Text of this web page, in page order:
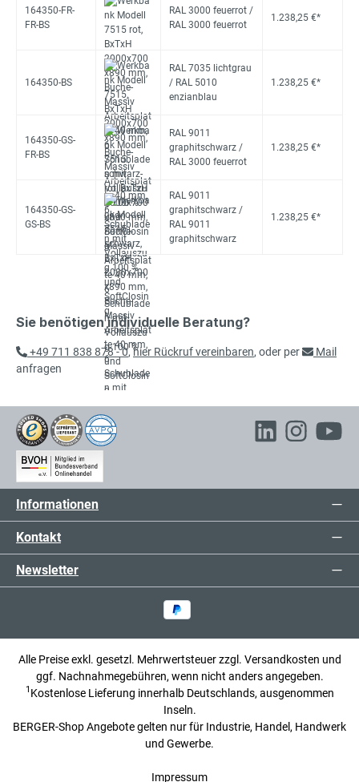
164350-FR-
FR-BS
RAL 3000 feuerrot /
RAL 3000 feuerrot
1.238,25 €*
164350-BS
RAL 7035 lichtgrau
/ RAL 5010
enzianblau
1.238,25 €*
164350-GS-
FR-BS
RAL 9011
graphitschwarz /
RAL 3000 feuerrot
1.238,25 €*
164350-GS-
GS-BS
RAL 9011
graphitschwarz /
RAL 9011
graphitschwarz
1.238,25 €*
Sie benötigen individuelle Beratung?
+49 711 838 878 - 0,hier Rückruf vereinbaren, oder per
Mail
anfragen
Informationen
Kontakt
Newsletter
Alle Preise exkl. gesetzl. Mehrwertsteuer zzgl. Versandkosten und
ggf. Nachnahmegebühren, wenn nicht anders angegeben.
1 Kostenlose Lieferung innerhalb Deutschlands, ausgenommen
Inseln.
BERGER-Shop Angebote gelten nur für Industrie, Handel, Handwerk
und Gewerbe.
Impressum